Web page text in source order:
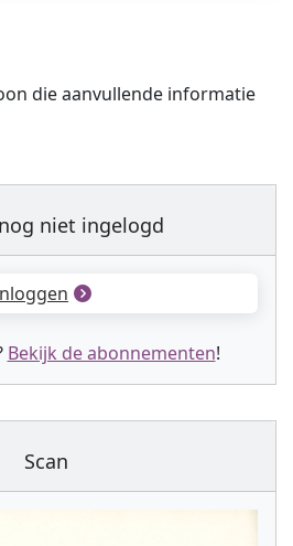
die aanvullende informatie
niet ingelogd
Bekijk de abonnementen!
Scan